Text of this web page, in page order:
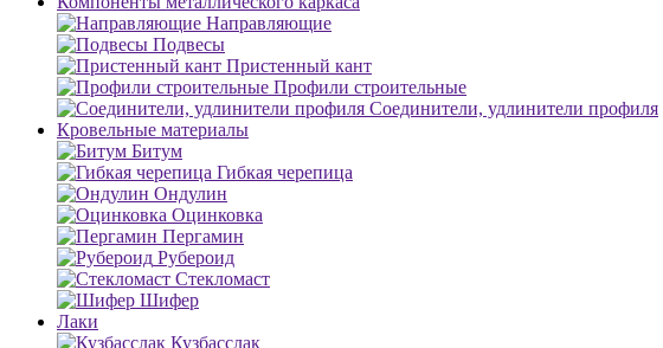
Направляющие
Подвесы
Пристенный кант
Профили строительные
Соединители, удлинители профиля
Кровельные материалы
Битум
Гибкая черепица
Ондулин
Оцинковка
Пергамин
Рубероид
Стекломаст
Шифер
Лаки
Кузбасслак